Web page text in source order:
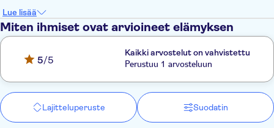
Lue lisää
Miten ihmiset ovat arvioineet elämyksen
5/5
Kaikki arvostelut on vahvistettu
Perustuu 1 arvosteluun
Lajitteluperuste Suodatin